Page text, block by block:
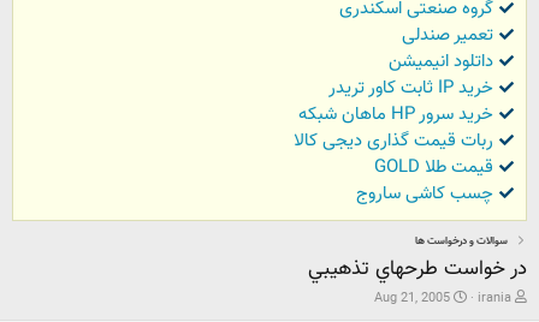
گروه صنعتی اسکندری
تعمیر صندلی
داتلود انیمیشن
خرید IP ثابت کاور تریدر
خرید سرور HP ماهان شبکه
ربات قیمت گذاری دیجی کالا
قیمت طلا GOLD
چسب کاشی ساروج
سوالات و درخواست ها
در خواست طرحهاي تذهيبي
ش
irania
تAug 21, 2005